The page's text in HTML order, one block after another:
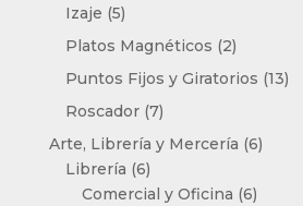
Izaje 55
productos
Platos Magnéticos 22
productos
Puntos Fijos y Giratorios 1313
Roscador 77
productos
Arte, Librería y Mercería 66
Librería 66
productos
Comercial y Oficina 66